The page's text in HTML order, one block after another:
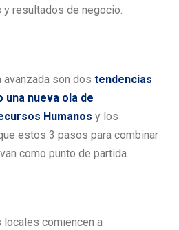
resultados de negocio.
avanzada son dos tendencias
una nueva ola de
Humanos y los
estos 3 pasos para combinar
como punto de partida.
locales comiencen a